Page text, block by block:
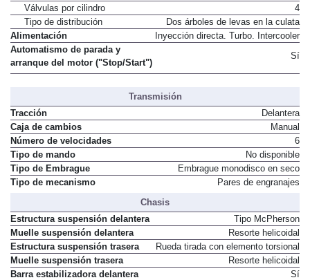
Válvulas por cilindro
4
Tipo de distribución
Dos árboles de levas en la culata
Alimentación
Inyección directa. Turbo. Intercooler
Automatismo de parada y
arranque del motor ("Stop/Start")
Sí
Transmisión
Tracción
Delantera
Caja de cambios
Manual
Número de velocidades
6
Tipo de mando
No disponible
Tipo de Embrague
Embrague monodisco en seco
Tipo de mecanismo
Pares de engranajes
Chasis
Estructura suspensión delantera
Tipo McPherson
Muelle suspensión delantera
Resorte helicoidal
Estructura suspensión trasera
Rueda tirada con elemento torsional
Muelle suspensión trasera
Resorte helicoidal
Barra estabilizadora delantera
Sí